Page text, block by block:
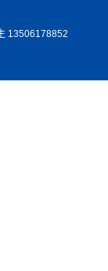
13506178852